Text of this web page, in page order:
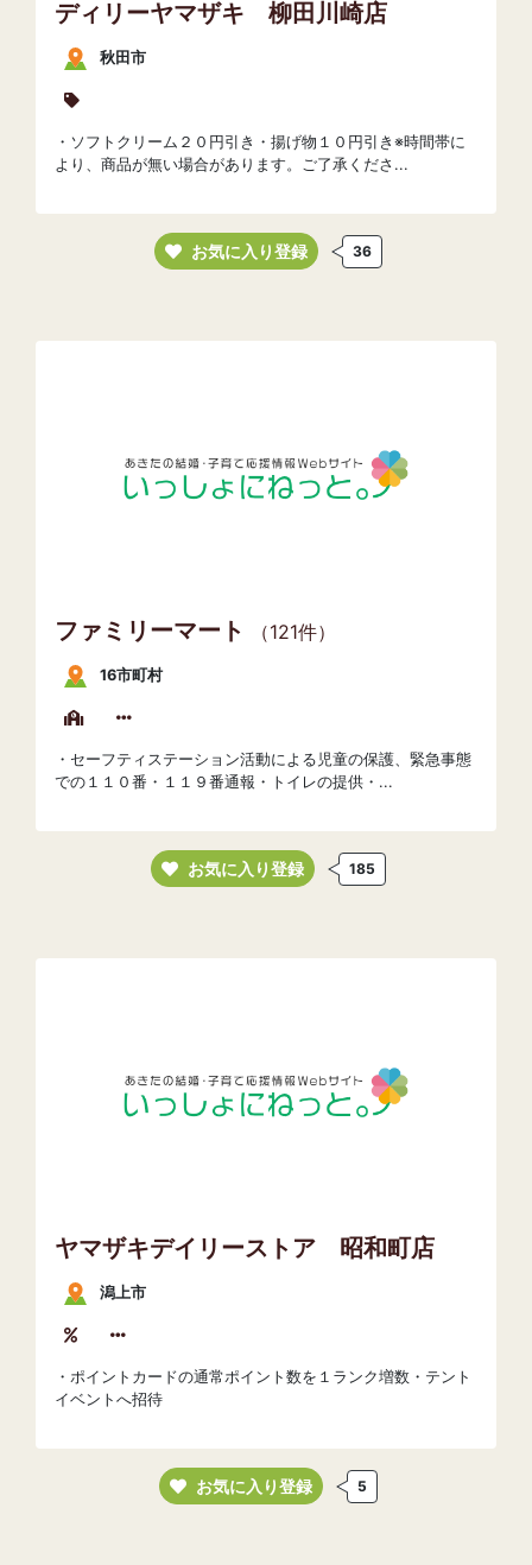
ディリーヤマザキ 柳田川崎店
秋田市
・ソフトクリーム２０円引き・揚げ物１０円引き※時間帯に
より、商品が無い場合があります。ご了承くださ...
お気に入り登録 36
ファミリーマート （121件）
16市町村
・セーフティステーション活動による児童の保護、緊急事態
での１１０番・１１９番通報・トイレの提供・...
お気に入り登録 185
ヤマザキデイリーストア 昭和町店
潟上市
・ポイントカードの通常ポイント数を１ランク増数・テント
イベントへ招待
お気に入り登録 5